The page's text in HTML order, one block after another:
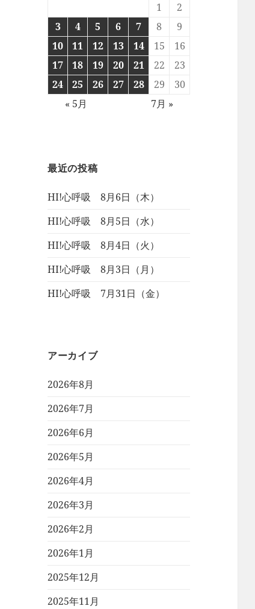
1
2
3
4 5 6 7 8
9
10
11 12 13 14 15
16
17
18 19 20 21 22
23
24
25 26 27 28 29
30
« 5月
7月 »
最近の投稿
HI!心呼吸 8月6日（木）
HI!心呼吸 8月5日（水）
HI!心呼吸 8月4日（火）
HI!心呼吸 8月3日（月）
HI!心呼吸 7月31日（金）
アーカイブ
2026年8月
2026年7月
2026年6月
2026年5月
2026年4月
2026年3月
2026年2月
2026年1月
2025年12月
2025年11月